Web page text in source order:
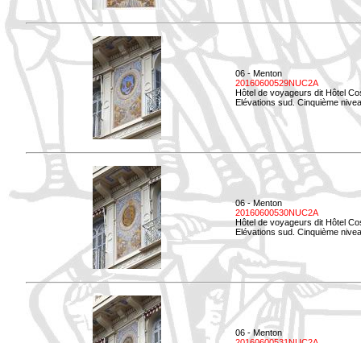
06 - Menton
20160600529NUC2A
Hôtel de voyageurs dit Hôtel
Elévations sud. Cinquième
06 - Menton
20160600530NUC2A
Hôtel de voyageurs dit Hôtel
Elévations sud. Cinquième
06 - Menton